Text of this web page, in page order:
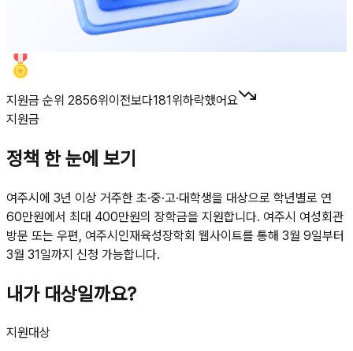
지원금 순위 2856위이전보다181위하락했어요
지원금
정책 한 눈에 보기
여주시에 3년 이상 거주한 초·중·고·대학생을 대상으로 학년별로 연
60만원에서 최대 400만원의 장학금을 지원합니다. 여주시 여성회관
방문 또는 우편, 여주시인재육성장학회 웹사이트를 통해 3월 9일부터
3월 31일까지 신청 가능합니다.
내가 대상일까요?
지원대상